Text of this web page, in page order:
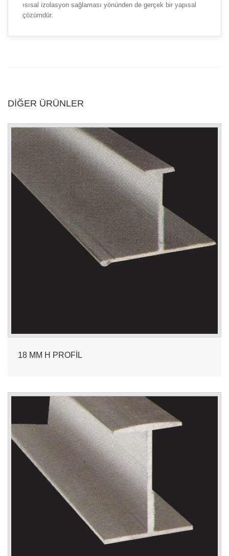
ısısal izolasyon sağlaması yönünden de gerçek bir yapısal
çözümdür.
DİĞER ÜRÜNLER
18 MM H PROFİL